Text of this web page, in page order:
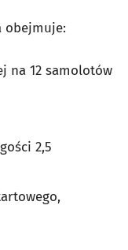
obejmuje:
na 12 samolotów
2,5